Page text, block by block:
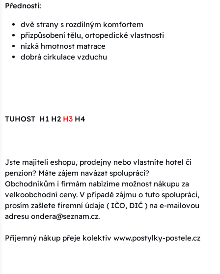
Přednosti:
dvě strany s rozdílným komfortem
přizpůsobení tělu, ortopedické vlastnosti
nízká hmotnost matrace
dobrá cirkulace vzduchu
TUHOST H1 H2 H3 H4
Jste majiteli eshopu, prodejny nebo vlastníte hotel či
penzion? Máte zájem navázat spolupráci?
Obchodníkům i firmám nabízíme možnost nákupu za
velkoobchodní ceny. V případě zájmu o tuto spolupráci,
prosím zašlete firemní údaje ( IČO, DIČ ) na e-mailovou
adresu ondera@seznam.cz.
Příjemný nákup přeje kolektiv www.postylky-postele.cz